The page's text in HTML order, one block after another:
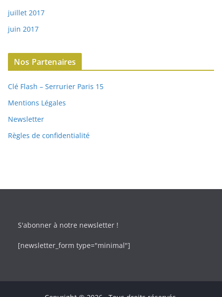
juillet 2017
juin 2017
Nos Partenaires
Clé Flash – Serrurier Paris 15
Mentions Légales
Newsletter
Règles de confidentialité
S'abonner à notre newsletter !
[newsletter_form type="minimal"]